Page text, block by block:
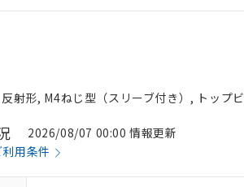
射形, M4ねじ型（スリーブ付き）, トップ
2026/08/07 00:00 情報更新
用条件